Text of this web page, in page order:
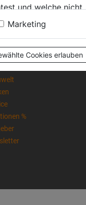
%
und welche nicht.
Marketing
Cookies erlauben